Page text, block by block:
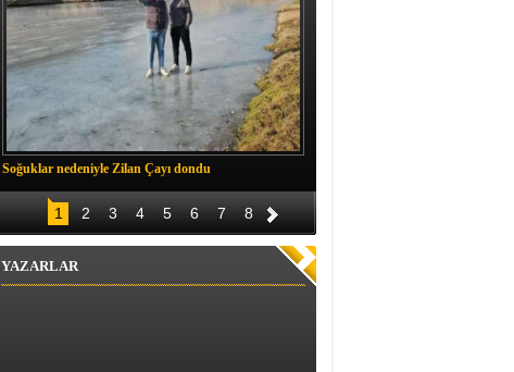
Soğuklar nedeniyle Zilan Çayı dondu
1 2 3 4 5 6 7 8
YAZARLAR